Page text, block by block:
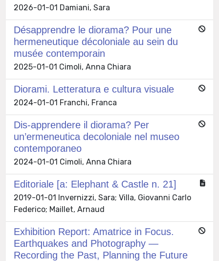
2026-01-01 Damiani, Sara
Désapprendre le diorama? Pour une
hermeneutique décoloniale au sein du
musée contemporain
2025-01-01 Cimoli, Anna Chiara
Diorami. Letteratura e cultura visuale
2024-01-01 Franchi, Franca
Dis-apprendere il diorama? Per
un’ermeneutica decoloniale nel museo
contemporaneo
2024-01-01 Cimoli, Anna Chiara
Editoriale [a: Elephant & Castle n. 21]
2019-01-01 Invernizzi, Sara; Villa, Giovanni Carlo
Federico; Maillet, Arnaud
Exhibition Report: Amatrice in Focus.
Earthquakes and Photography —
Recording the Past, Planning the Future